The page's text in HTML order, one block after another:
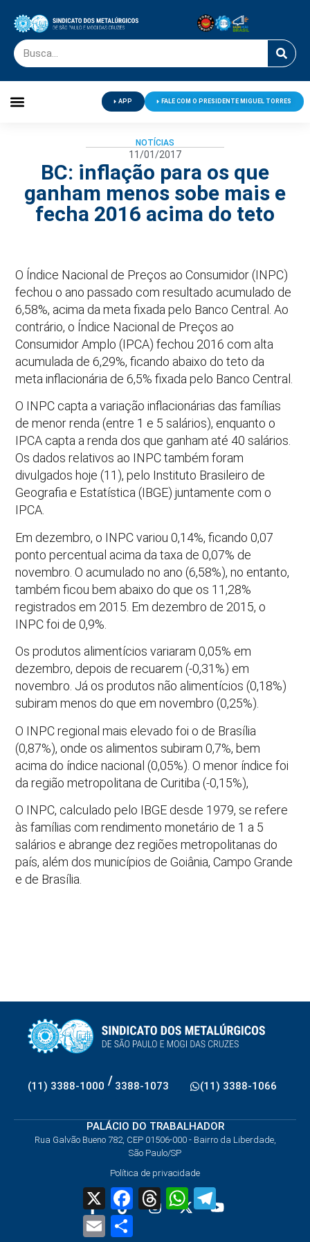
APP FALE COM O PRESIDENTE MIGUEL TORRES
NOTÍCIAS
11/01/2017
BC: inflação para os que
ganham menos sobe mais e
fecha 2016 acima do teto
O Índice Nacional de Preços ao Consumidor (INPC)
fechou o ano passado com resultado acumulado de
6,58%, acima da meta fixada pelo Banco Central. Ao
contrário, o Índice Nacional de Preços ao
Consumidor Amplo (IPCA) fechou 2016 com alta
acumulada de 6,29%, ficando abaixo do teto da
meta inflacionária de 6,5% fixada pelo Banco Central.
O INPC capta a variação inflacionárias das famílias
de menor renda (entre 1 e 5 salários), enquanto o
IPCA capta a renda dos que ganham até 40 salários.
Os dados relativos ao INPC também foram
divulgados hoje (11), pelo Instituto Brasileiro de
Geografia e Estatística (IBGE) juntamente com o
IPCA.
Em dezembro, o INPC variou 0,14%, ficando 0,07
ponto percentual acima da taxa de 0,07% de
novembro. O acumulado no ano (6,58%), no entanto,
também ficou bem abaixo do que os 11,28%
registrados em 2015. Em dezembro de 2015, o
INPC foi de 0,9%.
Os produtos alimentícios variaram 0,05% em
dezembro, depois de recuarem (-0,31%) em
novembro. Já os produtos não alimentícios (0,18%)
subiram menos do que em novembro (0,25%).
O INPC regional mais elevado foi o de Brasília
(0,87%), onde os alimentos subiram 0,7%, bem
acima do índice nacional (0,05%). O menor índice foi
da região metropolitana de Curitiba (-0,15%),
O INPC, calculado pelo IBGE desde 1979, se refere
às famílias com rendimento monetário de 1 a 5
salários e abrange dez regiões metropolitanas do
país, além dos municípios de Goiânia, Campo Grande
e de Brasília.
(11) 3388-1000 / 3388-1073 (11) 3388-1066
PALÁCIO DO TRABALHADOR
Rua Galvão Bueno 782, CEP 01506-000 - Bairro da Liberdade,
São Paulo/SP
Política de privacidade
X FacebookThreadsWhatsApp
Email